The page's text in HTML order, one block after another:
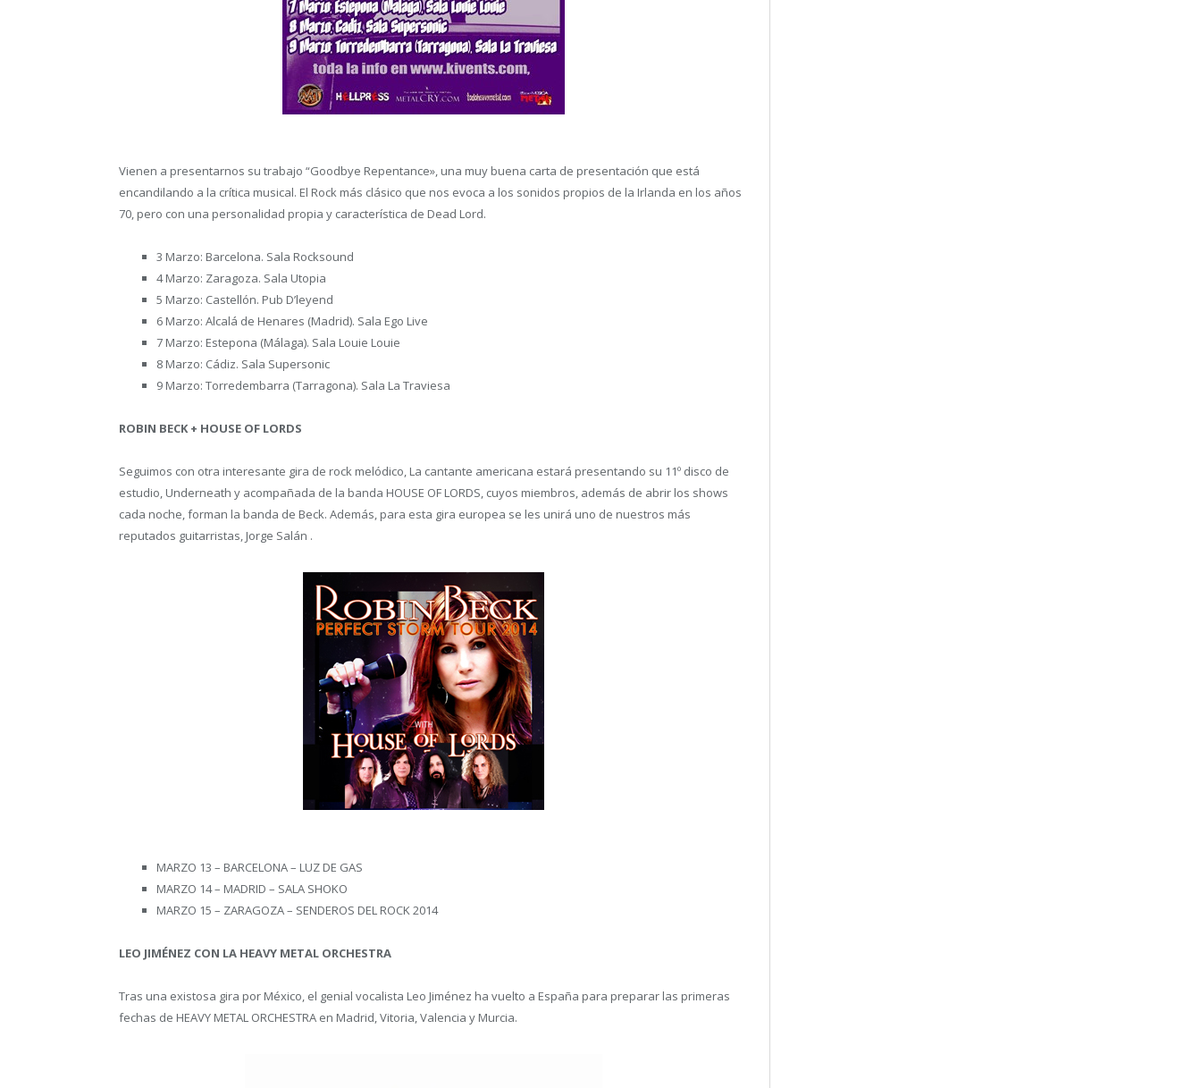
Vienen a presentarnos su trabajo “Goodbye Repentance», una muy buena carta de presentación que está
encandilando a la crítica musical. El Rock más clásico que nos evoca a los sonidos propios de la Irlanda en los años
70, pero con una personalidad propia y característica de Dead Lord.
3 Marzo: Barcelona. Sala Rocksound
4 Marzo: Zaragoza. Sala Utopia
5 Marzo: Castellón. Pub D’leyend
6 Marzo: Alcalá de Henares (Madrid). Sala Ego Live
7 Marzo: Estepona (Málaga). Sala Louie Louie
8 Marzo: Cádiz. Sala Supersonic
9 Marzo: Torredembarra (Tarragona). Sala La Traviesa
ROBIN BECK + HOUSE OF LORDS
Seguimos con otra interesante gira de rock melódico, La cantante americana estará presentando su 11º disco de
estudio, Underneath y acompañada de la banda HOUSE OF LORDS, cuyos miembros, además de abrir los shows
cada noche, forman la banda de Beck. Además, para esta gira europea se les unirá uno de nuestros más
reputados guitarristas, Jorge Salán .
MARZO 13 – BARCELONA – LUZ DE GAS
MARZO 14 – MADRID – SALA SHOKO
MARZO 15 – ZARAGOZA – SENDEROS DEL ROCK 2014
LEO JIMÉNEZ CON LA HEAVY METAL ORCHESTRA
Tras una existosa gira por México, el genial vocalista Leo Jiménez ha vuelto a España para preparar las primeras
fechas de HEAVY METAL ORCHESTRA en Madrid, Vitoria, Valencia y Murcia.